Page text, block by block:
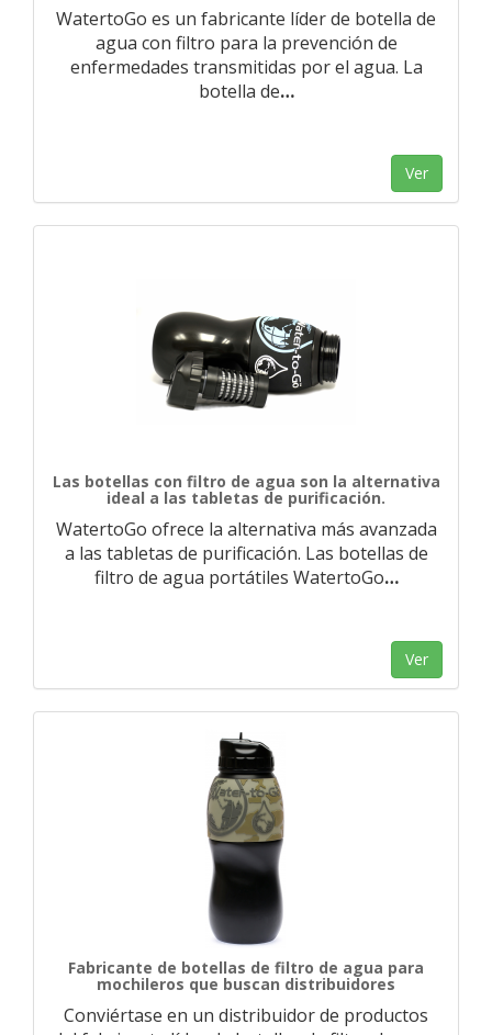
WatertoGo es un fabricante líder de botella de
agua con filtro para la prevención de
enfermedades transmitidas por el agua. La
botella de…
Ver
Las botellas con filtro de agua son la alternativa
ideal a las tabletas de purificación.
WatertoGo ofrece la alternativa más avanzada
a las tabletas de purificación. Las botellas de
filtro de agua portátiles WatertoGo…
Ver
Fabricante de botellas de filtro de agua para
mochileros que buscan distribuidores
Conviértase en un distribuidor de productos